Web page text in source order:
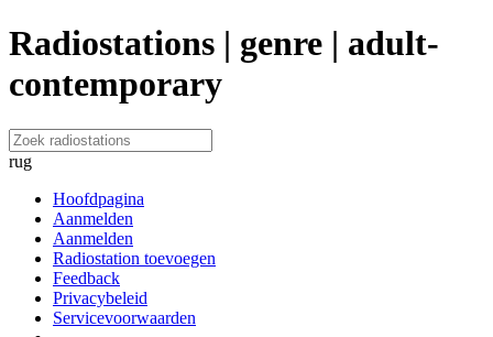
Radiostations | genre | adult-
contemporary
rug
Hoofdpagina
Aanmelden
Aanmelden
Radiostation toevoegen
Feedback
Privacybeleid
Servicevoorwaarden